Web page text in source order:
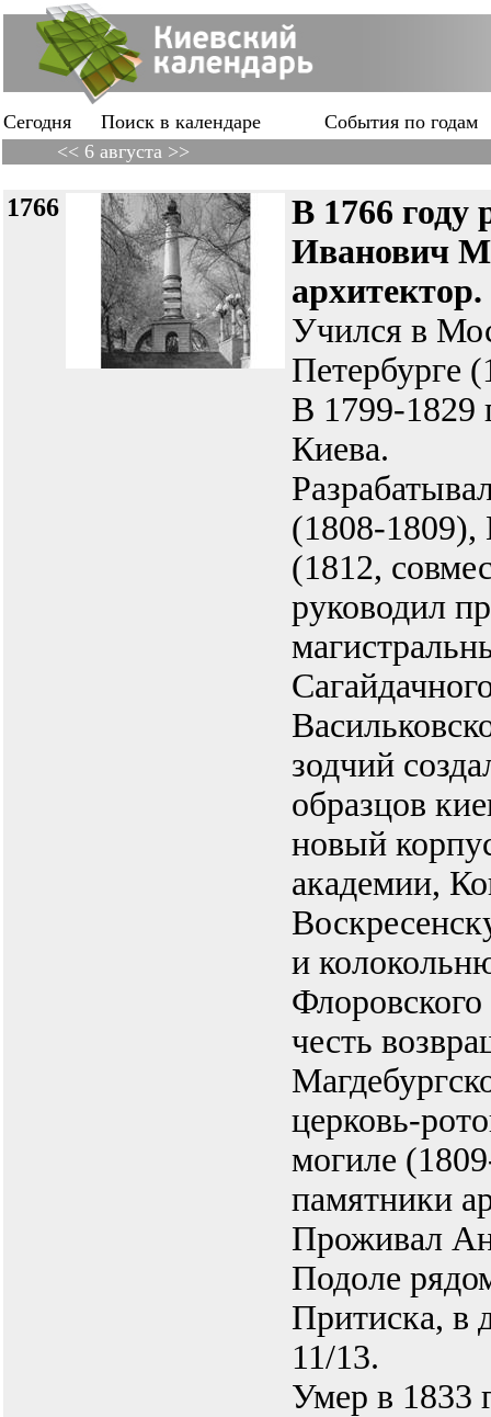
Сегодня Поиск в календаре
События по годам
<< 6 августа >>
1766
В 1766 году
Учился в
Петербурге
В 1799-1829
Киева.
(1808-1809),
(1812,
руководил
зодчий
образцов
новый
академии,
и
честь
церковь-
могиле
памятники
Проживал
Подоле
Притиска, в
11/13.
Умер в 1833